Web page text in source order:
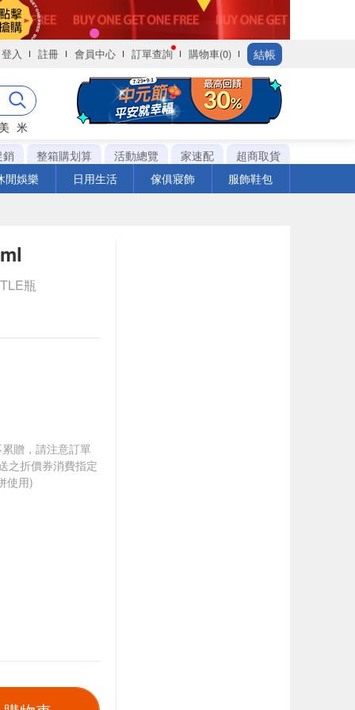
登入 註冊 會員中心 訂單查詢 購物車(0) 結帳
米
銷
整箱購划算 活動總覽 家速配
超商取貨
閒娛樂
日用生活 傢俱寢飾 服飾鞋包
瓶
贈，請注意訂單
之折價券消費指定
使用)